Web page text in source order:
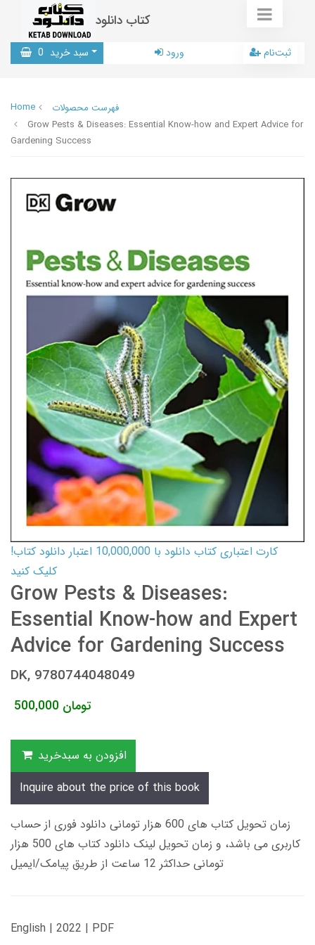
کتاب دانلود
سبد خرید 0 ورود ثبت‌نام
Home
فهرست محصولات
Grow Pests & Diseases: Essential Know-how and Expert Advice for
Gardening Success
کارت اعتباری کتاب دانلود با 10,000,000 اعتبار دانلود کتاب!
کلیک کنید
Grow Pests & Diseases:
Essential Know-how and Expert
Advice for Gardening Success
DK, 9780744048049
500,000 تومان
افزودن به سبدخرید
Inquire about the price of this book
زمان تحویل کتاب های 600 هزار تومانی دانلود فوری از حساب
کاربری می باشد، و زمان تحویل لینک دانلود کتاب های 500 هزار
تومانی حداکثر 12 ساعت از طریق پیامک/ایمیل
English | 2022 | PDF